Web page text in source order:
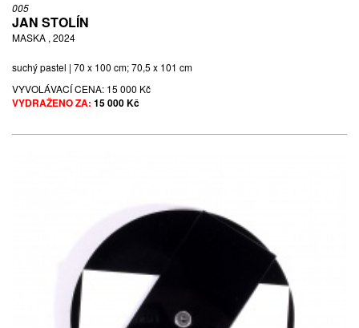
005
JAN STOLÍN
MASKA , 2024
suchý pastel | 70 x 100 cm; 70,5 x 101 cm
VYVOLÁVACÍ CENA: 15 000 Kč
VYDRAŽENO ZA: 15 000 Kč